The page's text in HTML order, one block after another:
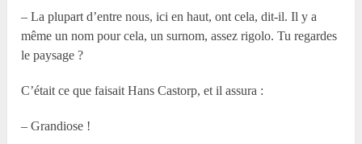
– La plupart d’entre nous, ici en haut, ont cela, dit-il. Il y a
même un nom pour cela, un surnom, assez rigolo. Tu regardes
le paysage ?
C’était ce que faisait Hans Castorp, et il assura :
– Grandiose !